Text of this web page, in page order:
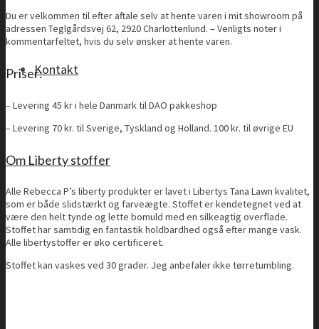
Kontakt
Du er velkommen til efter aftale selv at hente varen i mit showroom på
adressen Teglgårdsvej 62, 2920 Charlottenlund. – Venligts noter i
kommentarfeltet, hvis du selv ønsker at hente varen.
Priser:
– Levering 45 kr i hele Danmark til DAO pakkeshop
– Levering 70 kr. til Sverige, Tyskland og Holland. 100 kr. til øvrige EU
Om Liberty stoffer
Alle Rebecca P’s liberty produkter er lavet i Libertys Tana Lawn kvalitet,
som er både slidstærkt og farveægte. Stoffet er kendetegnet ved at
være den helt tynde og lette bomuld med en silkeagtig overflade.
Stoffet har samtidig en fantastik holdbardhed også efter mange vask.
Alle libertystoffer er øko certificeret.
Stoffet kan vaskes ved 30 grader. Jeg anbefaler ikke tørretumbling.